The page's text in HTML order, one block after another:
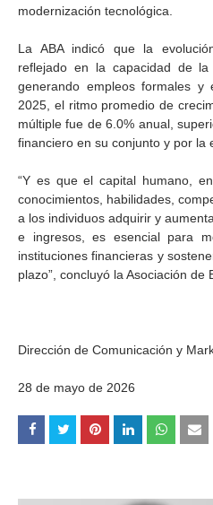
modernización tecnológica.
La ABA indicó que la
reflejado en la capacidad de
generando empleos formales y
2025, el ritmo promedio de
múltiple fue de 6.0% anual,
financiero en su conjunto y por la
“Y es que el capital humano,
conocimientos, habilidades,
a los individuos adquirir y
e ingresos, es esencial para
instituciones financieras y
plazo”, concluyó la Asociación de
Dirección de Comunicación y
28 de mayo de 2026